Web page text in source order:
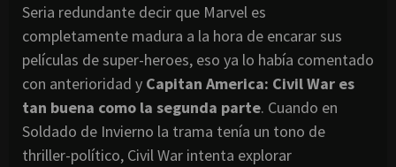
Seria redundante decir que Marvel es
completamente madura a la hora de encarar sus
películas de super-heroes, eso ya lo había comentado
con anterioridad y Capitan America: Civil War es
tan buena como la segunda parte. Cuando en
Soldado de Invierno la trama tenía un tono de
thriller-político, Civil War intenta explorar